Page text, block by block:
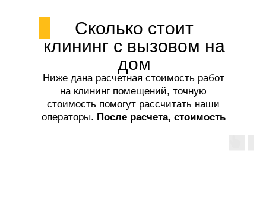
Сколько стоит
клининг с вызовом на
дом
Ниже дана расчетная стоимость работ
на клининг помещений, точную
стоимость помогут рассчитать наши
операторы. После расчета, стоимость